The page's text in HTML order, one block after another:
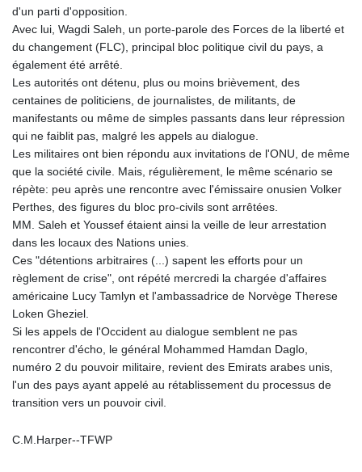
IRR
1374850.000022
JEP 0.742819
JMD 158.474679
JOD 0.709002
KES 128.597147
KGS 87.450232
KHR
4053.492944
KMF 426.999755
1423.539829
KWD 0.30966
KYD 0.833171
LAK
22589.41952
LBP
89528.70601
d'un parti d'opposition.
Avec lui, Wagdi Saleh, un porte-parole des Forces de la liberté et
du changement (FLC), principal bloc politique civil du pays, a
également été arrêté.
Les autorités ont détenu, plus ou moins brièvement, des
centaines de politiciens, de journalistes, de militants, de
manifestants ou même de simples passants dans leur répression
qui ne faiblit pas, malgré les appels au dialogue.
Les militaires ont bien répondu aux invitations de l'ONU, de même
que la société civile. Mais, régulièrement, le même scénario se
répète: peu après une rencontre avec l'émissaire onusien Volker
Perthes, des figures du bloc pro-civils sont arrêtées.
MM. Saleh et Youssef étaient ainsi la veille de leur arrestation
dans les locaux des Nations unies.
Ces "détentions arbitraires (...) sapent les efforts pour un
règlement de crise", ont répété mercredi la chargée d'affaires
américaine Lucy Tamlyn et l'ambassadrice de Norvège Therese
Loken Gheziel.
Si les appels de l'Occident au dialogue semblent ne pas
rencontrer d'écho, le général Mohammed Hamdan Daglo,
numéro 2 du pouvoir militaire, revient des Emirats arabes unis,
l'un des pays ayant appelé au rétablissement du processus de
transition vers un pouvoir civil.
C.M.Harper--TFWP